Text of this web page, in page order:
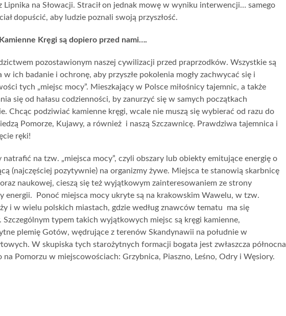
Lipnika na Słowacji. Stracił on jednak mowę w wyniku interwencji… samego
dopuścić, aby ludzie poznali swoją przyszłość.
Kręgi są dopiero przed nami….
pozostawionym naszej cywilizacji przed praprzodków. Wszystkie są
ich badanie i ochronę, aby przyszłe pokolenia mogły zachwycać się i
tych „miejsc mocy”. Mieszkający w Polsce miłośnicy tajemnic, a także
się od hałasu codzienności, by zanurzyć się w samych początkach
Chcąc podziwiać kamienne kręgi, wcale nie muszą się wybierać od razu do
Pomorze, Kujawy, a również i naszą Szczawnicę. Prawdziwa tajemnica i
ręki!
na tzw. „miejsca mocy”, czyli obszary lub obiekty emitujące energię o
(najczęściej pozytywnie) na organizmy żywe. Miejsca te stanowią skarbnicę
naukowej, cieszą się też wyjątkowym zainteresowaniem ze strony
energii. Ponoć miejsca mocy ukryte są na krakowskim Wawelu, w tzw.
i w wielu polskich miastach, gdzie według znawców tematu ma się
typem takich wyjątkowych miejsc są kręgi kamienne,
plemię Gotów, wędrujące z terenów Skandynawii na południe w
W skupiska tych starożytnych formacji bogata jest zwłaszcza północna
Pomorzu w miejscowościach: Grzybnica, Piaszno, Leśno, Odry i Węsiory.